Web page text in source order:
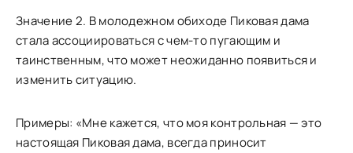
Значение 2. В молодежном обиходе Пиковая дама
стала ассоциироваться с чем-то пугающим и
таинственным, что может неожиданно появиться и
изменить ситуацию.
Примеры: «Мне кажется, что моя контрольная — это
настоящая Пиковая дама, всегда приносит